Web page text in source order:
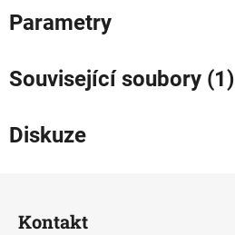
Parametry
Související soubory (1)
Diskuze
Kontakt